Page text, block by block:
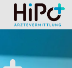
Skip to main